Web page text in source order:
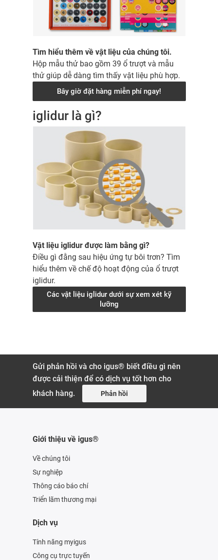
Tìm hiểu thêm về vật liệu của chúng tôi.
Hộp mẫu thử bao gồm 39 ổ trượt và mẫu
thử giúp dễ dàng tìm thấy vật liệu phù hợp.
Bây giờ đặt hàng miễn phí ngay!
iglidur là gì?
Vật liệu iglidur được làm bằng gì?
Điều gì đằng sau hiệu ứng tự bôi trơn? Tìm
hiểu thêm về chế độ hoạt động của ổ trượt
iglidur.
Các vật liệu iglidur dưới sự xem xét kỹ
lưỡng
Gửi phản hồi và cho igus® biết điều gì nên
được cải thiện để có dịch vụ tốt hơn cho
khách hàng.
Phản hồi
Giới thiệu về igus®
Về chúng tôi
Sự nghiệp
Thông cáo báo chí
Triển lãm thương mại
Dịch vụ
Tính năng myigus
Công cụ trực tuyến